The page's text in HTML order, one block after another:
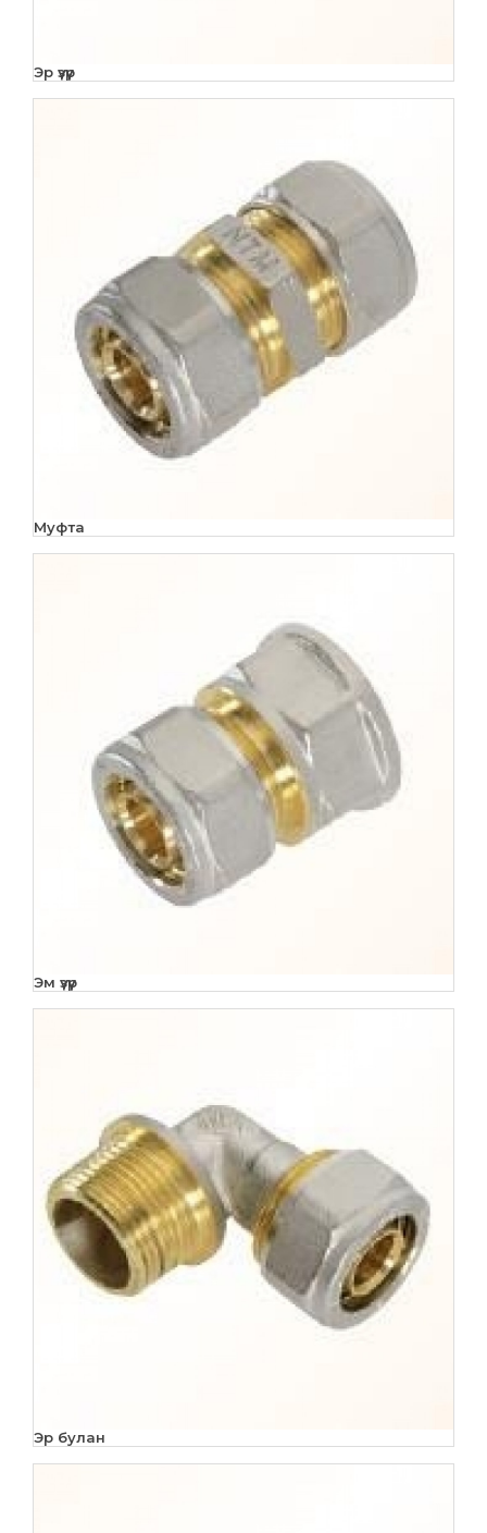
Эр үзүүр
Муфта
Эм үзүүр
Эр булан